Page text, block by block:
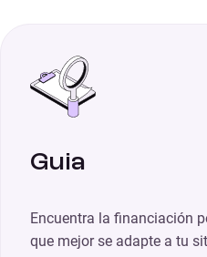
Guia
Encuentra la financiación
que mejor se adapte a tu